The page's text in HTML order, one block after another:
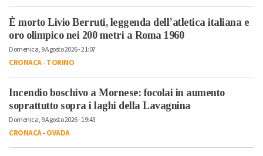
È morto Livio Berruti, leggenda dell’atletica italiana e
oro olimpico nei 200 metri a Roma 1960
Domenica, 9 Agosto 2026 - 21:07
CRONACA-TORINO
Incendio boschivo a Mornese: focolai in aumento
soprattutto sopra i laghi della Lavagnina
Domenica, 9 Agosto 2026 - 19:43
CRONACA-OVADA